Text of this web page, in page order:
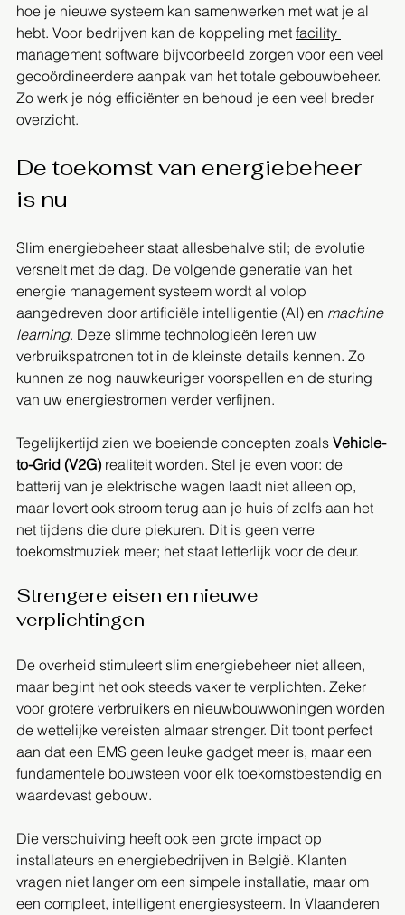
hoe je nieuwe systeem kan samenwerken met wat je al
hebt. Voor bedrijven kan de koppeling met facility
management software bijvoorbeeld zorgen voor een veel
gecoördineerdere aanpak van het totale gebouwbeheer.
Zo werk je nóg efficiënter en behoud je een veel breder
overzicht.
De toekomst van energiebeheer
is nu
Slim energiebeheer staat allesbehalve stil; de evolutie
versnelt met de dag. De volgende generatie van het
energie management systeem wordt al volop
aangedreven door artificiële intelligentie (AI) en machine
learning. Deze slimme technologieën leren uw
verbruikspatronen tot in de kleinste details kennen. Zo
kunnen ze nog nauwkeuriger voorspellen en de sturing
van uw energiestromen verder verfijnen.
Tegelijkertijd zien we boeiende concepten zoals Vehicle-
to-Grid (V2G) realiteit worden. Stel je even voor: de
batterij van je elektrische wagen laadt niet alleen op,
maar levert ook stroom terug aan je huis of zelfs aan het
net tijdens die dure piekuren. Dit is geen verre
toekomstmuziek meer; het staat letterlijk voor de deur.
Strengere eisen en nieuwe
verplichtingen
De overheid stimuleert slim energiebeheer niet alleen,
maar begint het ook steeds vaker te verplichten. Zeker
voor grotere verbruikers en nieuwbouwwoningen worden
de wettelijke vereisten almaar strenger. Dit toont perfect
aan dat een EMS geen leuke gadget meer is, maar een
fundamentele bouwsteen voor elk toekomstbestendig en
waardevast gebouw.
Die verschuiving heeft ook een grote impact op
installateurs en energiebedrijven in België. Klanten
vragen niet langer om een simpele installatie, maar om
een compleet, intelligent energiesysteem. In Vlaanderen